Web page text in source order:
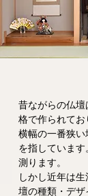
昔ながらの仏壇
格で作られてお
横幅の一番狭
を指していま
測ります。
しかし近年は
壇の種類・デ